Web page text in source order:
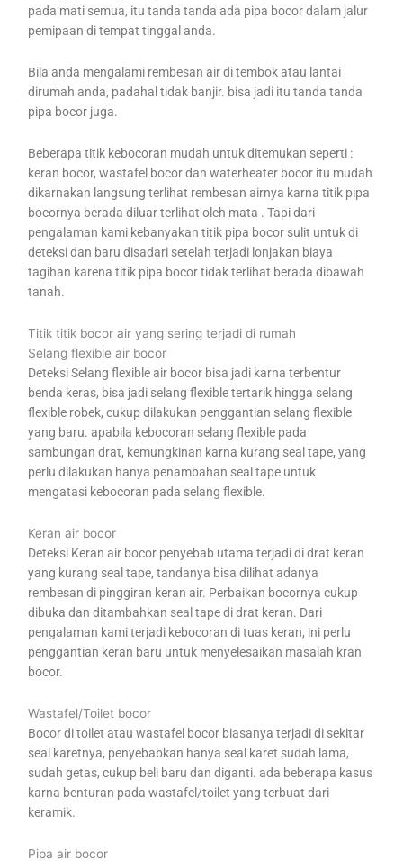
pada mati semua, itu tanda tanda ada pipa bocor dalam jalur
pemipaan di tempat tinggal anda.
Bila anda mengalami rembesan air di tembok atau lantai
dirumah anda, padahal tidak banjir. bisa jadi itu tanda tanda
pipa bocor juga.
Beberapa titik kebocoran mudah untuk ditemukan seperti :
keran bocor, wastafel bocor dan waterheater bocor itu mudah
dikarnakan langsung terlihat rembesan airnya karna titik pipa
bocornya berada diluar terlihat oleh mata . Tapi dari
pengalaman kami kebanyakan titik pipa bocor sulit untuk di
deteksi dan baru disadari setelah terjadi lonjakan biaya
tagihan karena titik pipa bocor tidak terlihat berada dibawah
tanah.
Titik titik bocor air yang sering terjadi di rumah
Selang flexible air bocor
Deteksi Selang flexible air bocor bisa jadi karna terbentur
benda keras, bisa jadi selang flexible tertarik hingga selang
flexible robek, cukup dilakukan penggantian selang flexible
yang baru. apabila kebocoran selang flexible pada
sambungan drat, kemungkinan karna kurang seal tape, yang
perlu dilakukan hanya penambahan seal tape untuk
mengatasi kebocoran pada selang flexible.
Keran air bocor
Deteksi Keran air bocor penyebab utama terjadi di drat keran
yang kurang seal tape, tandanya bisa dilihat adanya
rembesan di pinggiran keran air. Perbaikan bocornya cukup
dibuka dan ditambahkan seal tape di drat keran. Dari
pengalaman kami terjadi kebocoran di tuas keran, ini perlu
penggantian keran baru untuk menyelesaikan masalah kran
bocor.
Wastafel/Toilet bocor
Bocor di toilet atau wastafel bocor biasanya terjadi di sekitar
seal karetnya, penyebabkan hanya seal karet sudah lama,
sudah getas, cukup beli baru dan diganti. ada beberapa kasus
karna benturan pada wastafel/toilet yang terbuat dari
keramik.
Pipa air bocor